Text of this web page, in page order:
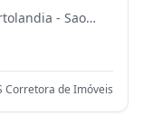
- Sao
Corretora de Imóveis